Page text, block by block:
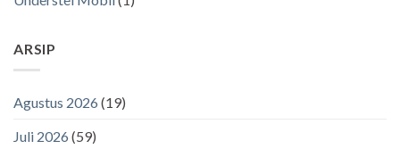
ARSIP
Agustus 2026 (19)
Juli 2026 (59)